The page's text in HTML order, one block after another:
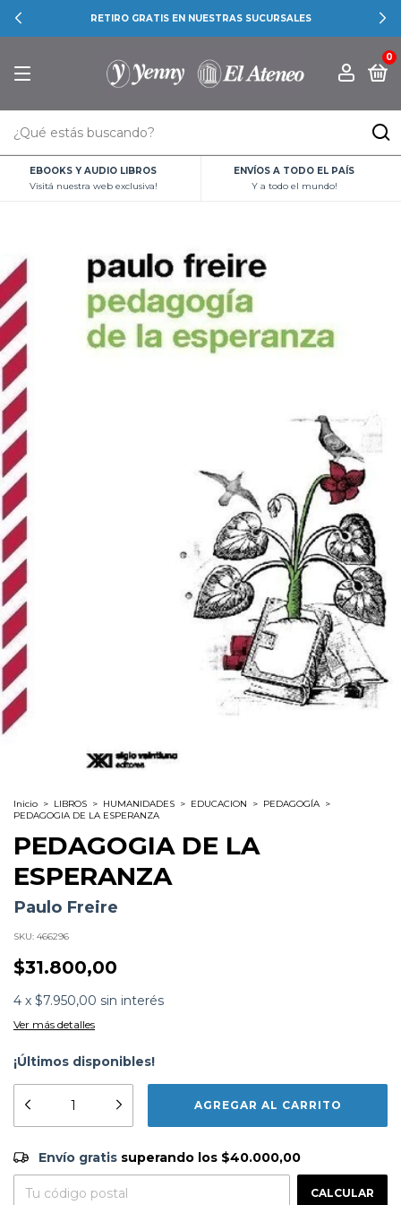
RETIRO GRATIS EN NUESTRAS SUCURSALES
0
EBOOKS Y AUDIO LIBROS
Visitá nuestra web exclusiva!
ENVÍOS A TODO EL PAÍS
Y a todo el mundo!
Inicio > LIBROS > HUMANIDADES > EDUCACION > PEDAGOGÍA >
PEDAGOGIA DE LA ESPERANZA
PEDAGOGIA DE LA
ESPERANZA
Paulo Freire
SKU: 466296
$31.800,00
4 x $7.950,00 sin interés
Ver más detalles
¡Últimos disponibles!
Envío gratis $40.000,00
Entregas para el CP: CAMBIAR CP
Envío gratis superando los $40.000,00
CALCULAR
Subtítulo:
Un reencuentro con la pedagogia del
oprimido
Formato:LIBROS
Encuadernación:Tapa Blanda
Idioma: Español
ISBN:9789876290012
Páginas:272